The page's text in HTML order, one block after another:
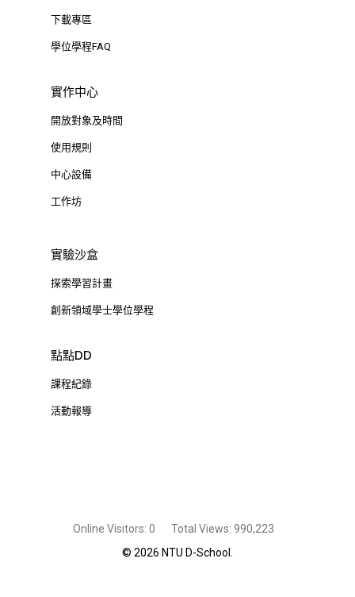
下載專區
學位學程FAQ
實作中心
開放對象及時間
使用規則
中心設備
工作坊
實驗沙盒
探索學習計畫
創新領域學士學位學程
點點DD
課程紀錄
活動報導
Online Visitors: 0 Total Views: 990,223
© 2026 NTU D-School.